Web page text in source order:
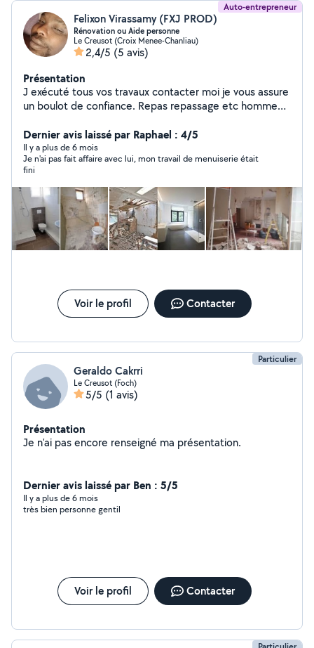
Auto-entrepreneur
Felixon Virassamy (FXJ PROD)
Rénovation ou Aide personne
Le Creusot (Croix Menee-Chanliau)
2,4/5 (5 avis)
Présentation
J exécuté tous vos travaux contacter moi je vous assure
un boulot de confiance. Repas repassage etc homme
Dernier avis laissé par Raphael : 4/5
Il y a plus de 6 mois
Je n'ai pas fait affaire avec lui, mon travail de menuiserie était
fini
Voir le profil Contacter
Particulier
Geraldo Cakrri
Le Creusot (Foch)
5/5 (1 avis)
Présentation
Je n'ai pas encore renseigné ma présentation.
Dernier avis laissé par Ben : 5/5
Il y a plus de 6 mois
très bien personne gentil
Voir le profil Contacter